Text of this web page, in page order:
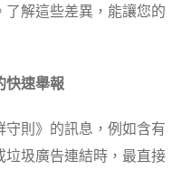
解這些差異，能讓您的
快速舉報
則》的訊息，例如含有
圾廣告連結時，最直接